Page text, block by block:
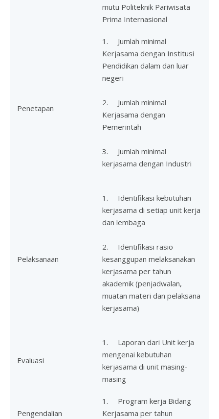
mutu Politeknik Pariwisata
Prima Internasional
Penetapan
1. Jumlah minimal
Kerjasama dengan Institusi
Pendidikan dalam dan luar
negeri
2. Jumlah minimal
Kerjasama dengan
Pemerintah
3. Jumlah minimal
kerjasama dengan Industri
Pelaksanaan
1. Identifikasi kebutuhan
kerjasama di setiap unit kerja
dan lembaga
2. Identifikasi rasio
kesanggupan melaksanakan
kerjasama per tahun
akademik (penjadwalan,
muatan materi dan pelaksana
kerjasama)
Evaluasi
1. Laporan dari Unit kerja
mengenai kebutuhan
kerjasama di unit masing-
masing
Pengendalian
1. Program kerja Bidang
Kerjasama per tahun